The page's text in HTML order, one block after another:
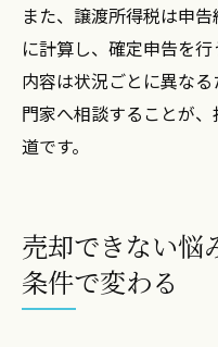
また、譲渡所得税は申
に計算し、確定申告を
内容は状況ごとに異な
門家へ相談することが
道です。
売却できない悩
条件で変わる